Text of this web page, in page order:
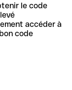
le code
accéder à
code